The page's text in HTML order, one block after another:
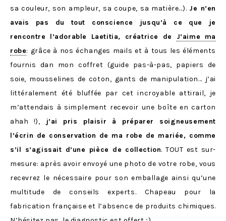
sa couleur, son ampleur, sa coupe, sa matière…). Je n’en
avais pas du tout conscience jusqu’à ce que je
rencontre l’adorable Laetitia, créatrice de J’aime ma
robe: grâce à nos échanges mails et à tous les éléments
fournis dan mon coffret (guide pas-à-pas, papiers de
soie, mousselines de coton, gants de manipulation… j’ai
littéralement été bluffée par cet incroyable attirail, je
m’attendais à simplement recevoir une boîte en carton
ahah !), j’ai pris plaisir à préparer soigneusement
l’écrin de conservation de ma robe de mariée, comme
s’il s’agissait d’une pièce de collection. TOUT est sur-
mesure: après avoir envoyé une photo de votre robe, vous
recevrez le nécessaire pour son emballage ainsi qu’une
multitude de conseils experts. Chapeau pour la
fabrication française et l’absence de produits chimiques.